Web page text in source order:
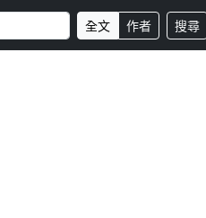
全文 作者 搜尋